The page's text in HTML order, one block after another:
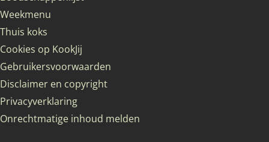
Weekmenu
Thuis koks
Cookies op KookJij
Gebruikersvoorwaarden
Disclaimer en copyright
Privacyverklaring
Onrechtmatige inhoud melden